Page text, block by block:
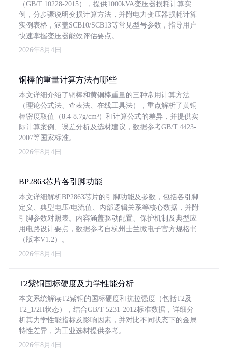
（GB/T 10228-2015），提供1000kVA变压器损耗计算实
例，分步骤说明变损计算方法，并附电力变压器损耗计算
实例表格，涵盖SCB10/SCB13等常见型号参数，指导用户
快速掌握变压器能效评估要点。
2026年8月4日
铜棒的重量计算方法有哪些
本文详细介绍了铜棒和黄铜棒重量的三种常用计算方法
（理论公式法、查表法、在线工具法），重点解析了黄铜
棒密度取值（8.4-8.7g/cm³）和计算公式的差异，并提供实
际计算案例、误差分析及选材建议，数据参考GB/T 4423-
2007等国家标准。
2026年8月4日
BP2863芯片各引脚功能
本文详细解析BP2863芯片的引脚功能及参数，包括各引脚
定义、典型电压/电流值、内部逻辑关系等核心数据，并附
引脚参数对照表。内容涵盖驱动配置、保护机制及典型应
用电路设计要点，数据参考自杭州士兰微电子官方规格书
（版本V1.2）。
2026年8月4日
T2紫铜国标硬度及力学性能分析
本文系统解读T2紫铜的国标硬度和抗拉强度（包括T2及
T2_1/2H状态），结合GB/T 5231-2012标准数据，详细分
析其力学性能指标及影响因素，并对比不同状态下的金属
特性差异，为工业选材提供参考。
2026年8月4日